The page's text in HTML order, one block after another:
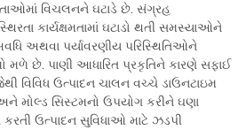
વિચલનને ઘટાડે છે. સંગ્રહ
કાર્યક્ષમતામાં ઘટાડો થતી સમસ્યાઓને
અથવા પર્યાવરણીય પરિસ્થિતિઓને
મળે છે. પાણી આધારિત પ્રકૃતિને કારણે સફાઈ
વિવિધ ઉત્પાદન ચાલન વચ્ચે ડાઉનટાઇમ
સિસ્ટમનો ઉપયોગ કરીને ઘણા
કરતી ઉત્પાદન સુવિધાઓ માટે ઝડપી